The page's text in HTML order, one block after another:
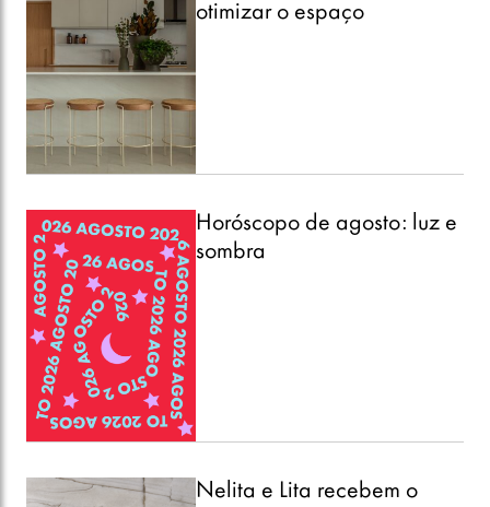
otimizar o espaço
Horóscopo de agosto: luz e
sombra
Nelita e Lita recebem o